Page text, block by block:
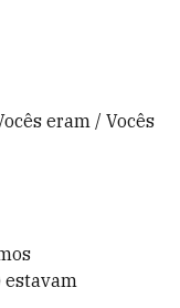
eram / Vocês
estavam